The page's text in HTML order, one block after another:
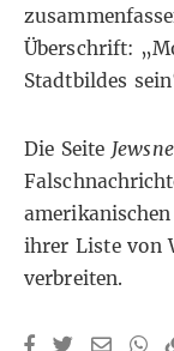
Überschrift:
Stadtbildes
Die Seite
ihrerListevon
verbreiten.